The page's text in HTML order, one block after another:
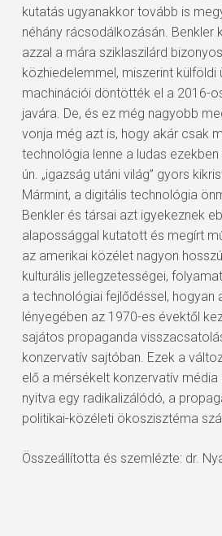
kutatás ugyanakkor tovább is
néhány rácsodálkozásán. Benkler
azzal a mára sziklaszilárd
közhiedelemmel, miszerint külföldi
machinációi döntötték el a 2016-
javára. De, és ez még nagyobb
vonja még azt is, hogy akár csak
technológia lenne a ludas
ún. „igazság utáni világ” gyors
Mármint, a digitális technológia
Benkler és társai azt igyekeznek
alapossággal kutatott és megírt
az amerikai közélet nagyon
kulturális jellegzetességei,
a technológiai fejlődéssel, hogyan
lényegében az 1970-es évektől
sajátos propaganda
konzervatív sajtóban. Ezek a
elő a mérsékelt konzervatív
nyitva egy radikalizálódó, a
politikai-közéleti ökoszisztéma
Összeállította és szemlézte: dr.